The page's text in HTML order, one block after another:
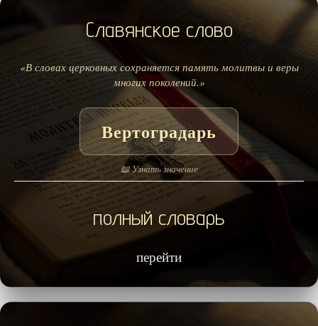
Славянское слово
«В словах церковных сохраняется память молитвы и веры
многих поколений.»
Вертоградарь
📖 Узнать значение
полный словарь
перейти